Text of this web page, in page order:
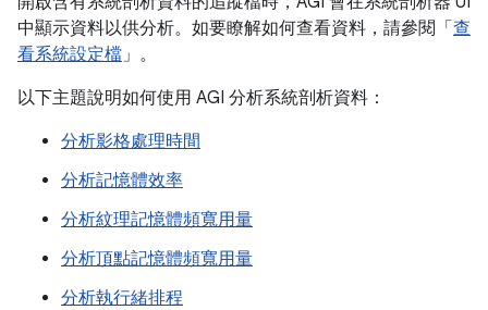
中顯示資料以供分析。如要瞭解如何查看資料，請參閱「 查
看系統設定檔」。
以下主題說明如何使用 AGI 分析系統剖析資料：
分析影格處理時間
分析記憶體效率
分析紋理記憶體頻寬用量
分析頂點記憶體頻寬用量
分析執行緒排程